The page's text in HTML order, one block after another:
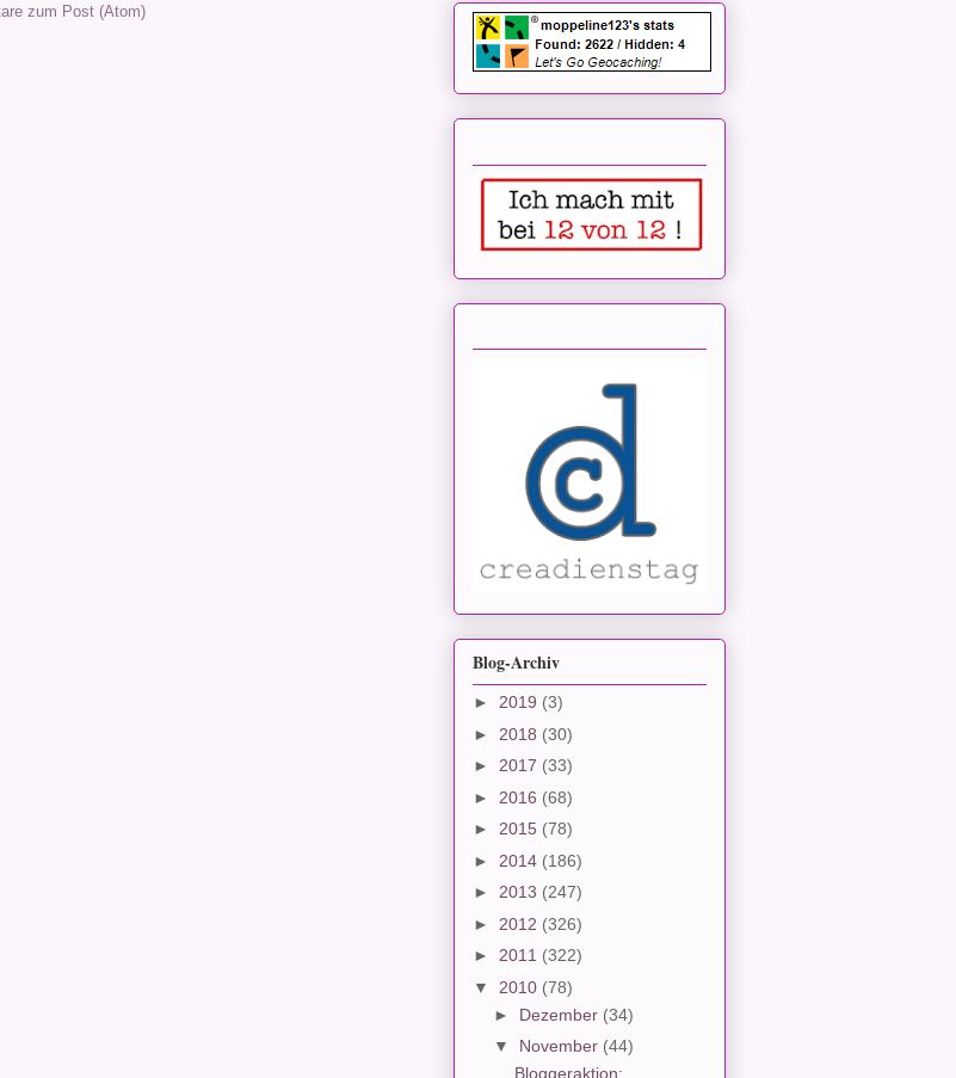
zum Post (Atom)
Blog-Archiv
► 2019 (3)
► 2018 (30)
► 2017 (33)
► 2016 (68)
► 2015 (78)
► 2014 (186)
► 2013 (247)
► 2012 (326)
► 2011 (322)
▼ 2010 (78)
► Dezember (34)
▼ November (44)
Bloggeraktion: